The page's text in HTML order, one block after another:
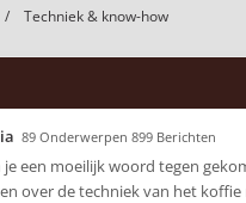
Techniek & know-how
89 Onderwerpen 899 Berichten
je een moeilijk woord tegen
over de techniek van het